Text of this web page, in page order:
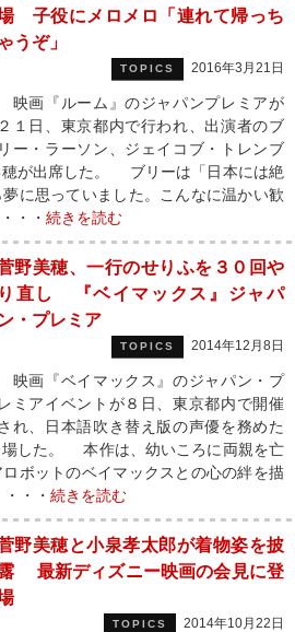
子役にメロメロ「連れて帰っち
ゃうぞ」
TOPICS 2016年3月21日
映画『ルーム』のジャパンプレミアが
２１日、東京都内で行われ、出演者のブ
リー・ラーソン、ジェイコブ・トレンブ
穂が出席した。 ブリーは「日本には絶
に思っていました。こんなに温かい歓
・・ 続きを読む
野美穂、一行のせりふを３０回や
り直し 『ベイマックス』ジャパ
ン・プレミア
TOPICS 2014年12月8日
映画『ベイマックス』のジャパン・プ
レミアイベントが８日、東京都内で開催
れ、日本語吹き替え版の声優を務めた
場した。 本作は、幼いころに両親を亡
ボットのベイマックスとの心の絆を描
・・ 続きを読む
野美穂と小泉孝太郎が着物姿を披
最新ディズニー映画の会見に登
TOPICS 2014年10月22日